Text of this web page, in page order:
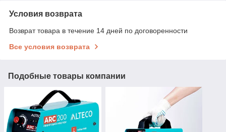
Условия возврата
Возврат товара в течение 14 дней по договоренности
Все условия возврата
Подобные товары компании